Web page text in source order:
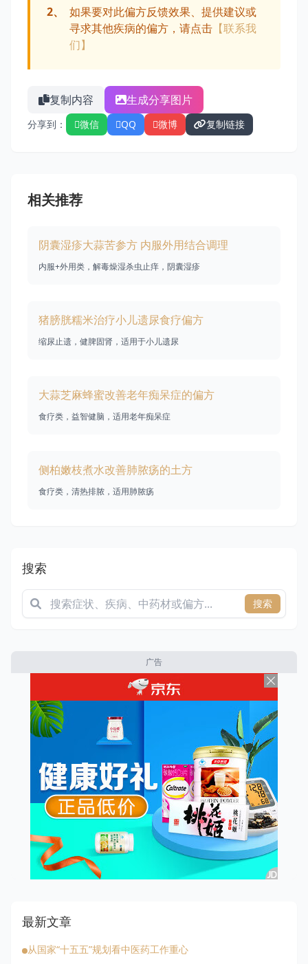
2、
如果要对此偏方反馈效果、提供建议或
寻求其他疾病的偏方，请点击 【联系我
们】
复制内容 生成分享图片
分享到： 微信 QQ 微博 复制链接
相关推荐
阴囊湿疹大蒜苦参方 内服外用结合调理
内服+外用类，解毒燥湿杀虫止痒，阴囊湿疹
猪膀胱糯米治疗小儿遗尿食疗偏方
缩尿止遗，健脾固肾，适用于小儿遗尿
大蒜芝麻蜂蜜改善老年痴呆症的偏方
食疗类，益智健脑，适用老年痴呆症
侧柏嫩枝煮水改善肺脓疡的土方
食疗类，清热排脓，适用肺脓疡
搜索
搜索
广告
最新文章
从国家“十五五”规划看中医药工作重心